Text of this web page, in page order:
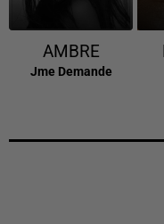
AMBRE
Jme Demande